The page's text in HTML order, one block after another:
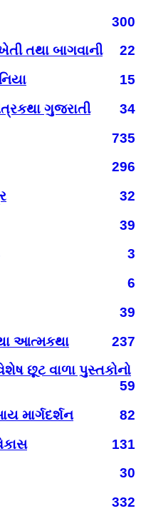
300
તથા બાગવાની
22
15
ગુજરાતી
34
735
296
32
39
3
6
39
આત્મકથા
237
છૂટ વાળા પુસ્તકોનો
59
માર્ગદર્શન
82
131
30
332